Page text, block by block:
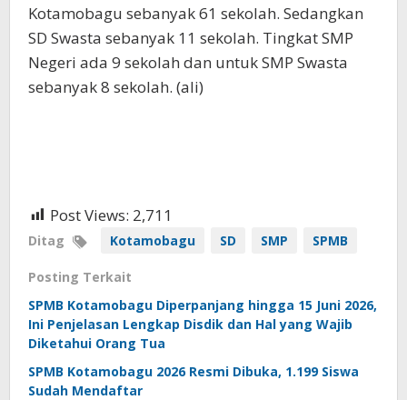
Kotamobagu sebanyak 61 sekolah. Sedangkan
SD Swasta sebanyak 11 sekolah. Tingkat SMP
Negeri ada 9 sekolah dan untuk SMP Swasta
sebanyak 8 sekolah. (ali)
Post Views: 2,711
Ditag Kotamobagu SD SMP SPMB
Posting Terkait
SPMB Kotamobagu Diperpanjang hingga 15 Juni 2026,
Ini Penjelasan Lengkap Disdik dan Hal yang Wajib
Diketahui Orang Tua
SPMB Kotamobagu 2026 Resmi Dibuka, 1.199 Siswa
Sudah Mendaftar